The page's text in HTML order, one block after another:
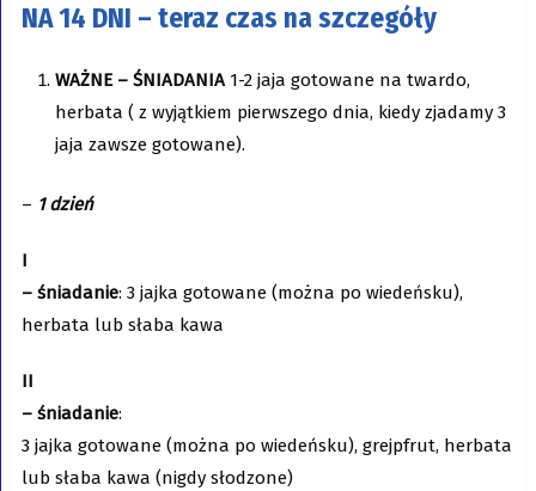
NA 14 DNI – teraz czas na szczegóły
WAŻNE – ŚNIADANIA 1-2 jaja gotowane na twardo,
herbata ( z wyjątkiem pierwszego dnia, kiedy zjadamy 3
jaja zawsze gotowane).
– 1 dzień
I
– śniadanie: 3 jajka gotowane (można po wiedeńsku),
herbata lub słaba kawa
II
– śniadanie:
3 jajka gotowane (można po wiedeńsku), grejpfrut, herbata
lub słaba kawa (nigdy słodzone)